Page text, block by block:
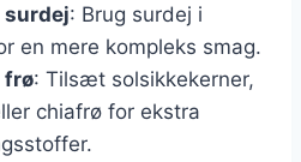
surdej: Brug surdej i
en mere kompleks smag.
frø: Tilsæt solsikkekerner,
chiafrø for ekstra